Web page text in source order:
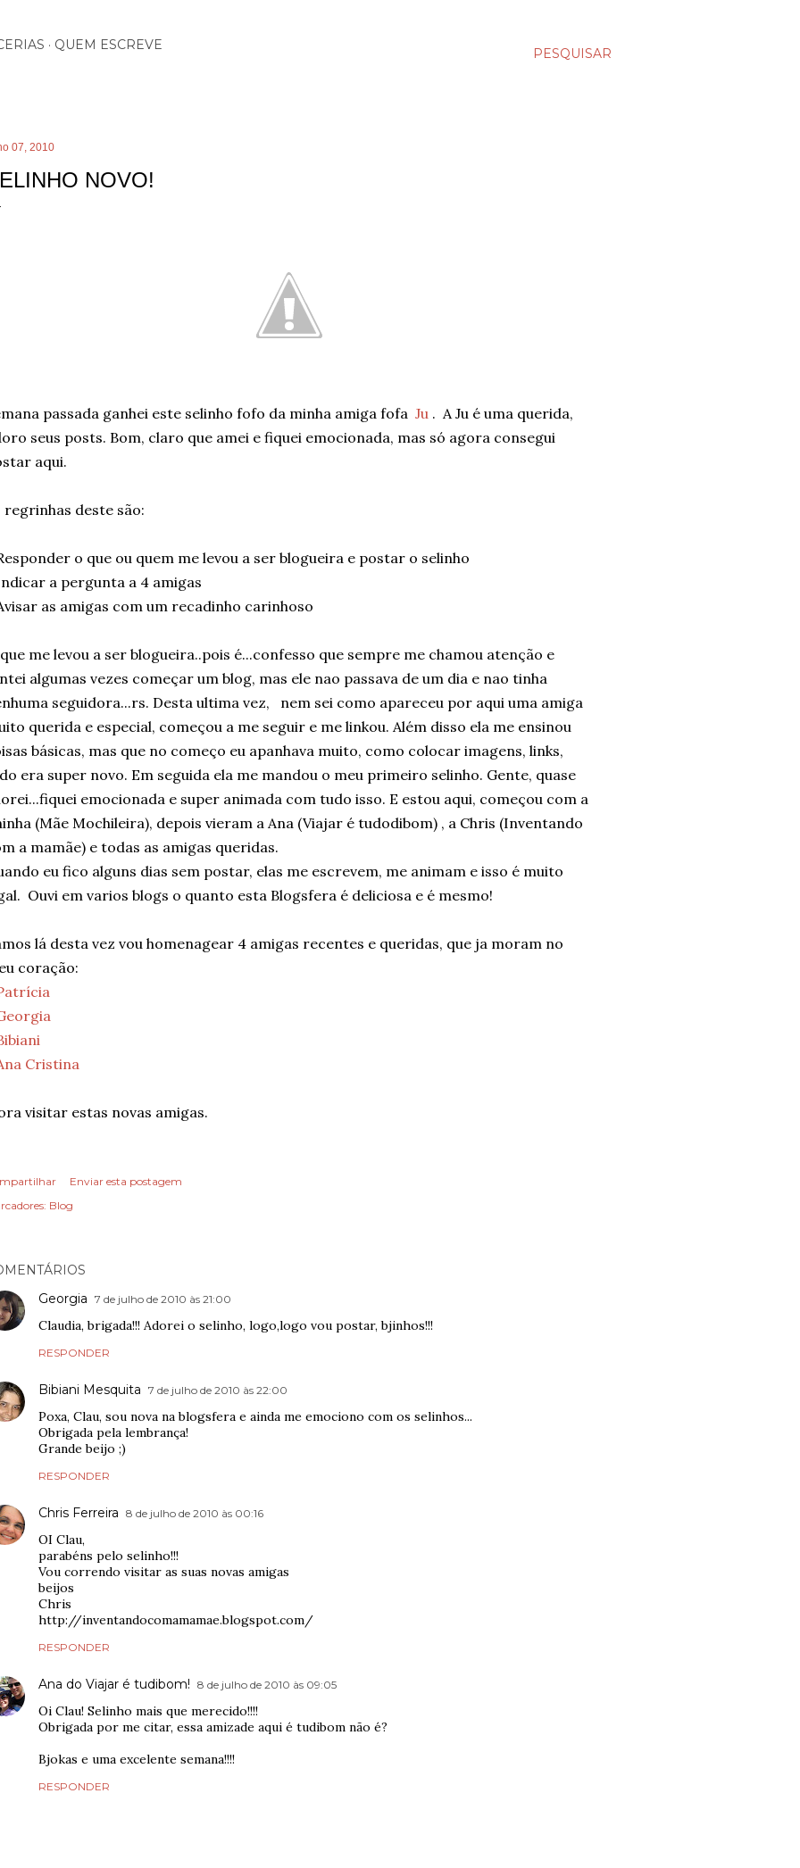
PESQUISAR
QUEM ESCREVE
07, 2010
NOVO!
passada ganhei este selinho fofo da minha amiga fofa Ju . A Ju é uma querida,
seus posts. Bom, claro que amei e fiquei emocionada, mas só agora consegui
aqui.
regrinhas deste são:
o que ou quem me levou a ser blogueira e postar o selinho
a pergunta a 4 amigas
as amigas com um recadinho carinhoso
me levou a ser blogueira..pois é...confesso que sempre me chamou atenção e
algumas vezes começar um blog, mas ele nao passava de um dia e nao tinha
seguidora...rs. Desta ultima vez, nem sei como apareceu por aqui uma amiga
querida e especial, começou a me seguir e me linkou. Além disso ela me ensinou
básicas, mas que no começo eu apanhava muito, como colocar imagens, links,
era super novo. Em seguida ela me mandou o meu primeiro selinho. Gente, quase
emocionada e super animada com tudo isso. E estou aqui, começou com a
(Mãe Mochileira), depois vieram a Ana (Viajar é tudodibom) , a Chris (Inventando
a mamãe) e todas as amigas queridas.
eu fico alguns dias sem postar, elas me escrevem, me animam e isso é muito
Ouvi em varios blogs o quanto esta Blogsfera é deliciosa e é mesmo!
lá desta vez vou homenagear 4 amigas recentes e queridas, que ja moram no
coração:
Cristina
visitar estas novas amigas.
Enviar esta postagem
Blog
Georgia 7 de julho de 2010 às 21:00
Claudia, brigada!!! Adorei o selinho, logo,logo vou postar, bjinhos!!!
RESPONDER
Bibiani Mesquita 7 de julho de 2010 às 22:00
Poxa, Clau, sou nova na blogsfera e ainda me emociono com os selinhos...
Obrigada pela lembrança!
Grande beijo ;)
RESPONDER
Chris Ferreira 8 de julho de 2010 às 00:16
OI Clau,
parabéns pelo selinho!!!
Vou correndo visitar as suas novas amigas
beijos
Chris
http://inventandocomamamae.blogspot.com/
RESPONDER
Ana do Viajar é tudibom! 8 de julho de 2010 às 09:05
Oi Clau! Selinho mais que merecido!!!!
Obrigada por me citar, essa amizade aqui é tudibom não é?
Bjokas e uma excelente semana!!!!
RESPONDER